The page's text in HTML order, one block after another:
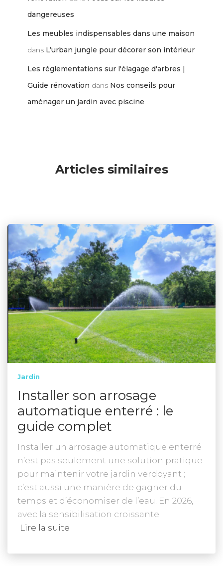
dangereuses
Les meubles indispensables dans une maison
dans L’urban jungle pour décorer son intérieur
Les réglementations sur l'élagage d'arbres |
Guide rénovation dans Nos conseils pour
aménager un jardin avec piscine
Articles similaires
Jardin
Installer son arrosage
automatique enterré : le
guide complet
Installer un arrosage automatique enterré
n’est pas seulement une solution pratique
pour maintenir votre jardin verdoyant ;
c’est aussi une manière de gagner du
temps et d’économiser de l’eau. En 2026,
avec la sensibilisation croissante
Lire la suite